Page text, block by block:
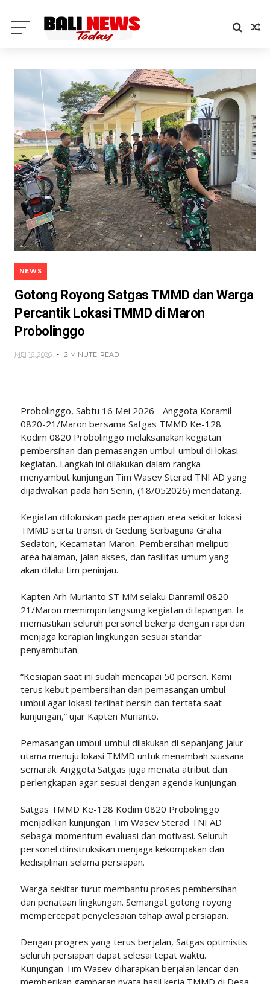
NEWS
Gotong Royong Satgas TMMD dan Warga
Percantik Lokasi TMMD di Maron
Probolinggo
MEI 16, 2026 2 MINUTE READ
Probolinggo, Sabtu 16 Mei 2026 - Anggota Koramil
0820-21/Maron bersama Satgas TMMD Ke-128
Kodim 0820 Probolinggo melaksanakan kegiatan
pembersihan dan pemasangan umbul-umbul di lokasi
kegiatan. Langkah ini dilakukan dalam rangka
menyambut kunjungan Tim Wasev Sterad TNI AD yang
dijadwalkan pada hari Senin, (18/052026) mendatang.
Kegiatan difokuskan pada perapian area sekitar lokasi
TMMD serta transit di Gedung Serbaguna Graha
Sedaton, Kecamatan Maron. Pembersihan meliputi
area halaman, jalan akses, dan fasilitas umum yang
akan dilalui tim peninjau.
Kapten Arh Murianto ST MM selaku Danramil 0820-
21/Maron memimpin langsung kegiatan di lapangan. Ia
memastikan seluruh personel bekerja dengan rapi dan
menjaga kerapian lingkungan sesuai standar
penyambutan.
“Kesiapan saat ini sudah mencapai 50 persen. Kami
terus kebut pembersihan dan pemasangan umbul-
umbul agar lokasi terlihat bersih dan tertata saat
kunjungan,” ujar Kapten Murianto.
Pemasangan umbul-umbul dilakukan di sepanjang jalur
utama menuju lokasi TMMD untuk menambah suasana
semarak. Anggota Satgas juga menata atribut dan
perlengkapan agar sesuai dengan agenda kunjungan.
Satgas TMMD Ke-128 Kodim 0820 Probolinggo
menjadikan kunjungan Tim Wasev Sterad TNI AD
sebagai momentum evaluasi dan motivasi. Seluruh
personel diinstruksikan menjaga kekompakan dan
kedisiplinan selama persiapan.
Warga sekitar turut membantu proses pembersihan
dan penataan lingkungan. Semangat gotong royong
mempercepat penyelesaian tahap awal persiapan.
Dengan progres yang terus berjalan, Satgas optimistis
seluruh persiapan dapat selesai tepat waktu.
Kunjungan Tim Wasev diharapkan berjalan lancar dan